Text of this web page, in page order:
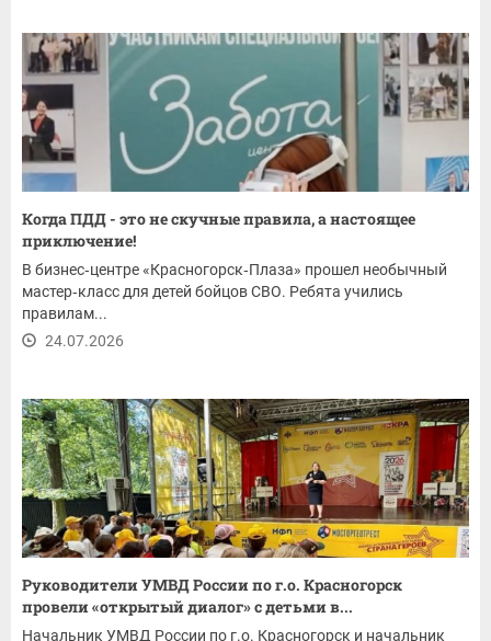
Когда ПДД - это не скучные правила, а настоящее
приключение!
В бизнес‑центре «Красногорск‑Плаза» прошел необычный
мастер‑класс для детей бойцов СВО. Ребята учились
правилам...
24.07.2026
Руководители УМВД России по г.о. Красногорск
провели «открытый диалог» с детьми в...
Начальник УМВД России по г.о. Красногорск и начальник